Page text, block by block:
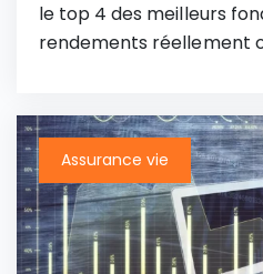
le top 4 des meilleurs
rendements réellement
de Café du Patrimoine
rendement en toute
Assurance vie